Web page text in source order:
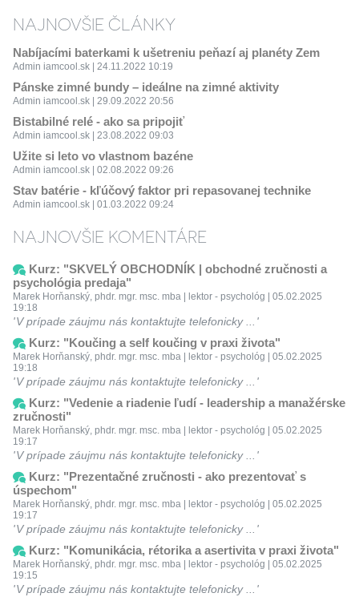
NAJNOVŠIE ČLÁNKY
Nabíjacími baterkami k ušetreniu peňazí aj planéty Zem
Admin iamcool.sk | 24.11.2022 10:19
Pánske zimné bundy – ideálne na zimné aktivity
Admin iamcool.sk | 29.09.2022 20:56
Bistabilné relé - ako sa pripojiť
Admin iamcool.sk | 23.08.2022 09:03
Užite si leto vo vlastnom bazéne
Admin iamcool.sk | 02.08.2022 09:26
Stav batérie - kľúčový faktor pri repasovanej technike
Admin iamcool.sk | 01.03.2022 09:24
NAJNOVŠIE KOMENTÁRE
Kurz: "SKVELÝ OBCHODNÍK | obchodné zručnosti a
psychológia predaja"
Marek Horňanský, phdr. mgr. msc. mba | lektor - psychológ | 05.02.2025
19:18
V prípade záujmu nás kontaktujte telefonicky ...
Kurz: "Koučing a self koučing v praxi života"
Marek Horňanský, phdr. mgr. msc. mba | lektor - psychológ | 05.02.2025
19:18
V prípade záujmu nás kontaktujte telefonicky ...
Kurz: "Vedenie a riadenie ľudí - leadership a manažérske
zručnosti"
Marek Horňanský, phdr. mgr. msc. mba | lektor - psychológ | 05.02.2025
19:17
V prípade záujmu nás kontaktujte telefonicky ...
Kurz: "Prezentačné zručnosti - ako prezentovať s
úspechom"
Marek Horňanský, phdr. mgr. msc. mba | lektor - psychológ | 05.02.2025
19:17
V prípade záujmu nás kontaktujte telefonicky ...
Kurz: "Komunikácia, rétorika a asertivita v praxi života"
Marek Horňanský, phdr. mgr. msc. mba | lektor - psychológ | 05.02.2025
19:15
V prípade záujmu nás kontaktujte telefonicky ...